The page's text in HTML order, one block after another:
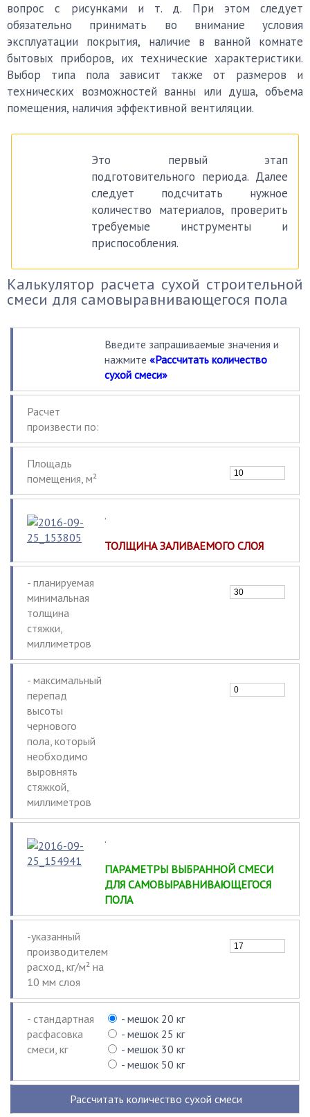
вопрос с рисунками и т. д. При этом следует
обязательно принимать во внимание условия
эксплуатации покрытия, наличие в ванной комнате
бытовых приборов, их технические характеристики.
Выбор типа пола зависит также от размеров и
технических возможностей ванны или душа, объема
помещения, наличия эффективной вентиляции.
Это первый этап
подготовительного периода. Далее
следует подсчитать нужное
количество материалов, проверить
требуемые инструменты и
приспособления.
Калькулятор расчета сухой строительной
смеси для самовыравнивающегося пола
Введите запрашиваемые значения и
нажмите «Рассчитать количество
сухой смеси»
Расчет
произвести по:
Площадь
помещения, м²
.
ТОЛЩИНА ЗАЛИВАЕМОГО СЛОЯ
- планируемая
минимальная
толщина
стяжки,
миллиметров
- максимальный
перепад
высоты
чернового
пола, который
необходимо
выровнять
стяжкой,
миллиметров
.
ПАРАМЕТРЫ ВЫБРАННОЙ СМЕСИ
ДЛЯ САМОВЫРАВНИВАЮЩЕГОСЯ
ПОЛА
-указанный
производителем
расход, кг/м² на
10 мм слоя
- стандартная
расфасовка
смеси, кг
- мешок 20 кг
- мешок 25 кг
- мешок 30 кг
- мешок 50 кг